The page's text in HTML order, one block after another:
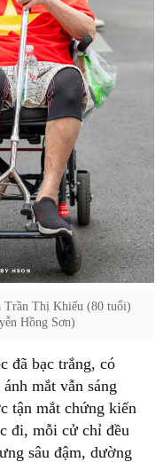
Trần Thị Khiếu (80 tuổi)
Hồng Sơn)
đã bạc trắng, có
mắt vẫn sáng
tận mắt chứng kiến
đi, mỗi cử chỉ đều
sâu đậm, dường